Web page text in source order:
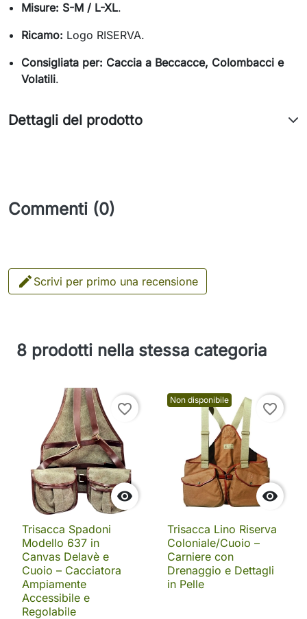
Misure: S-M / L-XL.
Ricamo: Logo RISERVA.
Consigliata per: Caccia a Beccacce, Colombacci e
Volatili.
Dettagli del prodotto
Commenti (0)
 Scrivi per primo una recensione
8 prodotti nella stessa categoria

favorite_border
Trisacca Spadoni
Modello 637 in
Canvas Delavè e
Cuoio – Cacciatora
Ampiamente
Accessibile e
Regolabile
Non disponibile

favorite_border
Trisacca Lino Riserva
Coloniale/Cuoio –
Carniere con
Drenaggio e Dettagli
in Pelle